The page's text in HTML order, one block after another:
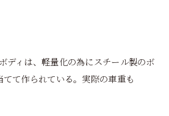
ディは、軽量化の為にスチール製のボ
て作られている。実際の車重も